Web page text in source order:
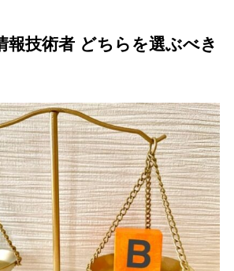
報技術者 どちらを選ぶべき